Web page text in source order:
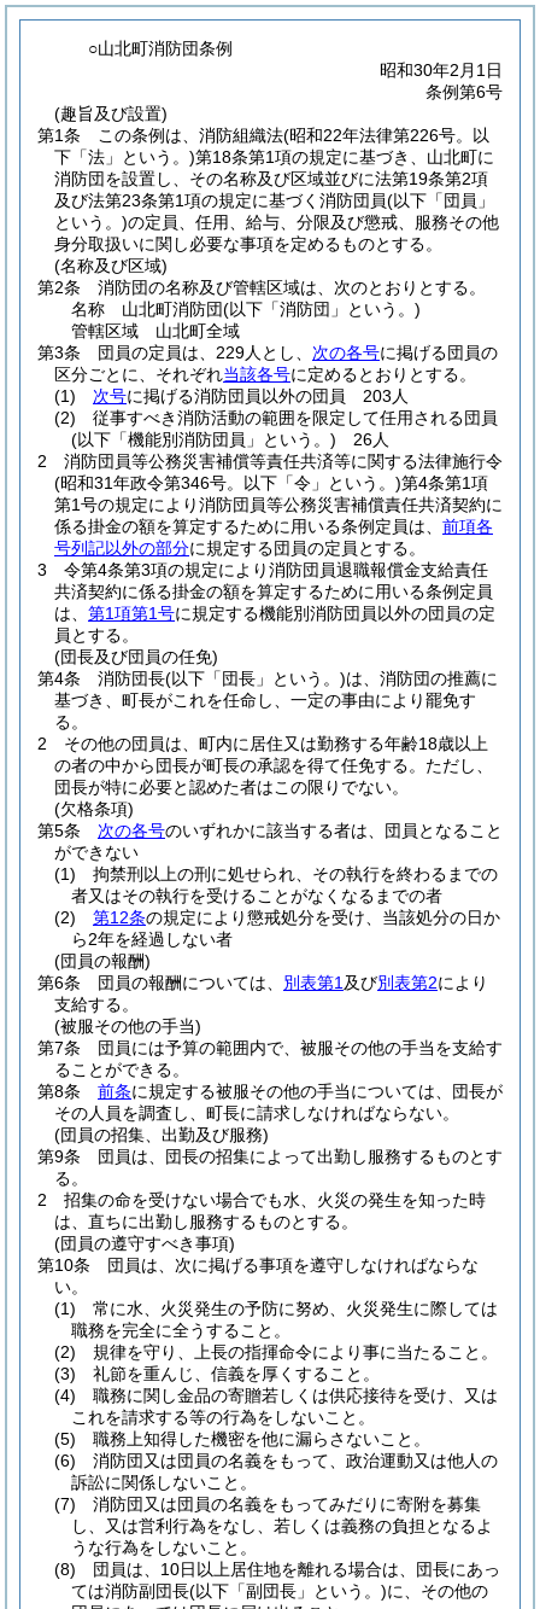
○山北町消防団条例
昭和30年2月1日
条例第6号
(趣旨及び設置)
第1条
この条例は、消防組織法(昭和22年法律第226号。以
下「法」という。)第18条第1項の規定に基づき、山北町に
消防団を設置し、その名称及び区域並びに法第19条第2項
及び法第23条第1項の規定に基づく消防団員(以下「団員」
という。)の定員、任用、給与、分限及び懲戒、服務その他
身分取扱いに関し必要な事項を定めるものとする。
(名称及び区域)
第2条
消防団の名称及び管轄区域は、次のとおりとする。
名称 山北町消防団(以下「消防団」という。)
管轄区域 山北町全域
第3条
団員の定員は、229人とし、 次の各号に掲げる団員の
区分ごとに、それぞれ当該各号に定めるとおりとする。
(1)
次号に掲げる消防団員以外の団員 203人
(2)
従事すべき消防活動の範囲を限定して任用される団員
(以下「機能別消防団員」という。) 26人
2
消防団員等公務災害補償等責任共済等に関する法律施行令
(昭和31年政令第346号。以下「令」という。)第4条第1項
第1号の規定により消防団員等公務災害補償責任共済契約に
係る掛金の額を算定するために用いる条例定員は、 前項各
号列記以外の部分に規定する団員の定員とする。
3
令第4条第3項の規定により消防団員退職報償金支給責任
共済契約に係る掛金の額を算定するために用いる条例定員
は、 第1項第1号に規定する機能別消防団員以外の団員の定
員とする。
(団長及び団員の任免)
第4条
消防団長(以下「団長」という。)は、消防団の推薦に
基づき、町長がこれを任命し、一定の事由により罷免す
る。
2
その他の団員は、町内に居住又は勤務する年齢18歳以上
の者の中から団長が町長の承認を得て任免する。 ただし、
団長が特に必要と認めた者はこの限りでない。
(欠格条項)
第5条
次の各号のいずれかに該当する者は、団員となること
ができない
(1)
拘禁刑以上の刑に処せられ、その執行を終わるまでの
者又はその執行を受けることがなくなるまでの者
(2)
第12条の規定により懲戒処分を受け、当該処分の日か
ら2年を経過しない者
(団員の報酬)
第6条
団員の報酬については、 別表第1 及び別表第2により
支給する。
(被服その他の手当)
第7条
団員には予算の範囲内で、被服その他の手当を支給す
ることができる。
第8条
前条に規定する被服その他の手当については、団長が
その人員を調査し、町長に請求しなければならない。
(団員の招集、出勤及び服務)
第9条
団員は、団長の招集によって出勤し服務するものとす
る。
2
招集の命を受けない場合でも水、火災の発生を知った時
は、直ちに出勤し服務するものとする。
(団員の遵守すべき事項)
第10条
団員は、次に掲げる事項を遵守しなければならな
い。
(1)
常に水、火災発生の予防に努め、火災発生に際しては
職務を完全に全うすること。
(2)
規律を守り、上長の指揮命令により事に当たること。
(3)
礼節を重んじ、信義を厚くすること。
(4)
職務に関し金品の寄贈若しくは供応接待を受け、又は
これを請求する等の行為をしないこと。
(5)
職務上知得した機密を他に漏らさないこと。
(6)
消防団又は団員の名義をもって、政治運動又は他人の
訴訟に関係しないこと。
(7)
消防団又は団員の名義をもってみだりに寄附を募集
し、又は営利行為をなし、若しくは義務の負担となるよ
うな行為をしないこと。
(8)
団員は、10日以上居住地を離れる場合は、団長にあっ
ては消防副団長(以下「副団長」という。)に、その他の